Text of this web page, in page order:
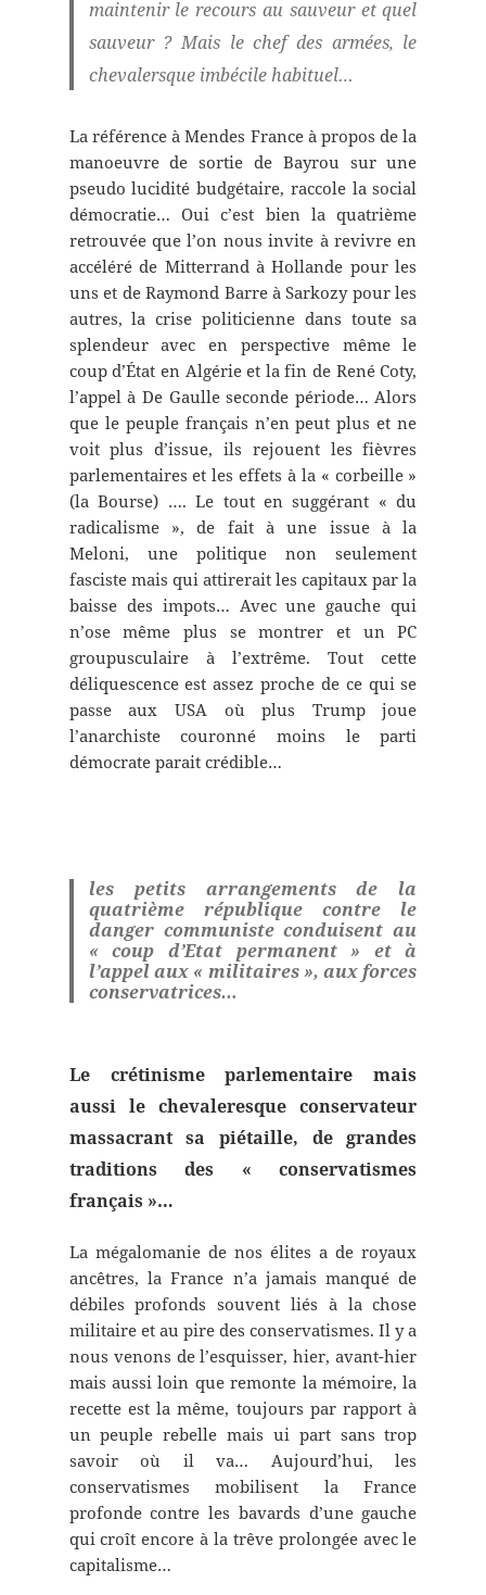
maintenir le recours au sauveur et quel
sauveur ? Mais le chef des armées, le
chevalersque imbécile habituel…
La référence à Mendes France à propos de la
manoeuvre de sortie de Bayrou sur une
pseudo lucidité budgétaire, raccole la social
démocratie… Oui c’est bien la quatrième
retrouvée que l’on nous invite à revivre en
accéléré de Mitterrand à Hollande pour les
uns et de Raymond Barre à Sarkozy pour les
autres, la crise politicienne dans toute sa
splendeur avec en perspective même le
coup d’État en Algérie et la fin de René Coty,
l’appel à De Gaulle seconde période… Alors
que le peuple français n’en peut plus et ne
voit plus d’issue, ils rejouent les fièvres
parlementaires et les effets à la « corbeille »
(la Bourse) …. Le tout en suggérant « du
radicalisme », de fait à une issue à la
Meloni, une politique non seulement
fasciste mais qui attirerait les capitaux par la
baisse des impots… Avec une gauche qui
n’ose même plus se montrer et un PC
groupusculaire à l’extrême. Tout cette
déliquescence est assez proche de ce qui se
passe aux USA où plus Trump joue
l’anarchiste couronné moins le parti
démocrate parait crédible…
les petits arrangements de la
quatrième république contre le
danger communiste conduisent au
« coup d’Etat permanent » et à
l’appel aux « militaires », aux forces
conservatrices…
Le crétinisme parlementaire mais
aussi le chevaleresque conservateur
massacrant sa piétaille, de grandes
traditions des « conservatismes
français »…
La mégalomanie de nos élites a de royaux
ancêtres, la France n’a jamais manqué de
débiles profonds souvent liés à la chose
militaire et au pire des conservatismes. Il y a
nous venons de l’esquisser, hier, avant-hier
mais aussi loin que remonte la mémoire, la
recette est la même, toujours par rapport à
un peuple rebelle mais ui part sans trop
savoir où il va… Aujourd’hui, les
conservatismes mobilisent la France
profonde contre les bavards d’une gauche
qui croît encore à la trêve prolongée avec le
capitalisme…